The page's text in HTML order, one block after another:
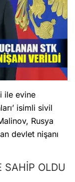
ile evine
isimli sivil
Rusya
devlet nişanı
SAHİP OLDU